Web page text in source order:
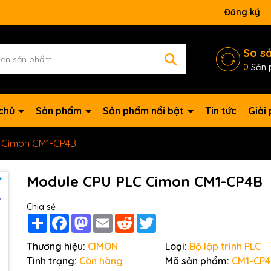
Đăng ký
So
0 Sản
Sản phẩm Sản phẩm nổi bật Tin tức Giải
CM1-CP4B
Module CPU PLC Cimon CM1-CP4B
Chia sẻ
Share FacebookMastodon
Email Reddit
Thương hiệu: CIMON Loại: Bộ lập trình PLC
Tình trạng: Còn hàng Mã sản phẩm: CM1-
Mã giảm giá: